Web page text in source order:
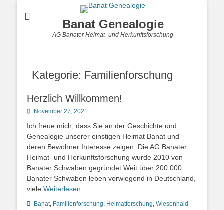
Banat Genealogie
AG Banater Heimat- und Herkunftsforschung
Kategorie: Familienforschung
Herzlich Willkommen!
Posted
November 27, 2021
Ich freue mich, dass Sie an der Geschichte und
Genealogie unserer einstigen Heimat Banat und
deren Bewohner Interesse zeigen. Die AG Banater
Heimat- und Herkunftsforschung wurde 2010 von
Banater Schwaben gegründet.Weit über 200.000
Banater Schwaben leben vorwiegend in Deutschland,
viele Weiterlesen …
Kategorien
Banat, Familienforschung, Heimatforschung, Wiesenhaid